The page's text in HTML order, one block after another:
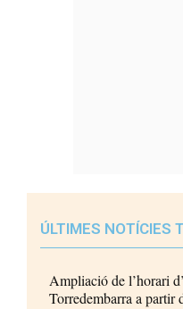
ÚLTIMES NOTÍCIES
Ampliació de l’horari
Torredembarra a partir